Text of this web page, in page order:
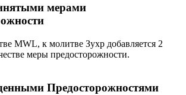
мерами
MWL, к молитве Зухр добавляется 2
меры предосторожности.
Предосторожностями